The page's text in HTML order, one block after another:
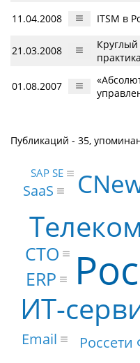
11.04.2008 ITSM в
21.03.2008
01.08.2007
Публикаций - 35,
ИТ-
CTO
ERP
Email
SaaS
SAP SE